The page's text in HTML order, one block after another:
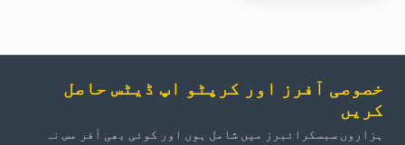
خصوصی آفرز اور کرپٹو اپ ڈیٹس حاصل
کریں
ہزاروں سبسکرائبرز میں شامل ہوں اور کوئی بھی آفر مس نہ